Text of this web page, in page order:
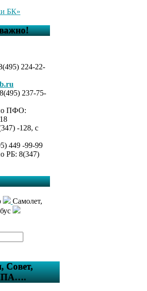
БК»
224-22-
237-75-
ПФО:
-128, с
449 -99-99
РБ: 8(347)
Самолет,
Совет,